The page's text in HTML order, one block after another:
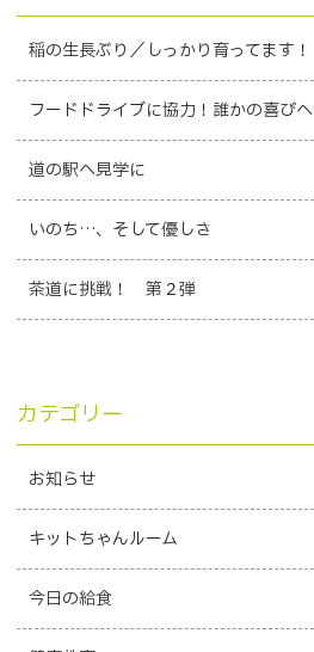
稲の生長ぶり／しっかり育ってます！
フードドライブに協力！誰かの喜びへ
道の駅へ見学に
いのち…、そして優しさ
茶道に挑戦！ 第２弾
カテゴリー
お知らせ
キットちゃんルーム
今日の給食